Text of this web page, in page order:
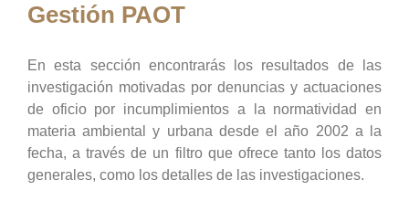
Gestión PAOT
En esta sección encontrarás los resultados de las
investigación motivadas por denuncias y actuaciones
de oficio por incumplimientos a la normatividad en
materia ambiental y urbana desde el año 2002 a la
fecha, a través de un filtro que ofrece tanto los datos
generales, como los detalles de las investigaciones.